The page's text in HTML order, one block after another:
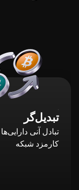
تبدیل‌گر
تبادل آنی
کارمزد شبکه